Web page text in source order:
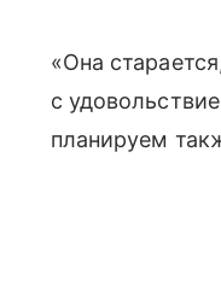
«Она
с
планируем